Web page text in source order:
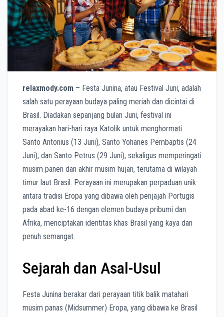
relaxmody.com – Festa Junina, atau Festival Juni, adalah
salah satu perayaan budaya paling meriah dan dicintai di
Brasil. Diadakan sepanjang bulan Juni, festival ini
merayakan hari-hari raya Katolik untuk menghormati
Santo Antonius (13 Juni), Santo Yohanes Pembaptis (24
Juni), dan Santo Petrus (29 Juni), sekaligus memperingati
musim panen dan akhir musim hujan, terutama di wilayah
timur laut Brasil. Perayaan ini merupakan perpaduan unik
antara tradisi Eropa yang dibawa oleh penjajah Portugis
pada abad ke-16 dengan elemen budaya pribumi dan
Afrika, menciptakan identitas khas Brasil yang kaya dan
penuh semangat.
Sejarah dan Asal-Usul
Festa Junina berakar dari perayaan titik balik matahari
musim panas (Midsummer) Eropa, yang dibawa ke Brasil